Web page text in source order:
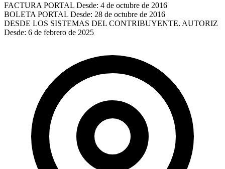
FACTURA PORTAL Desde: 4 de octubre de 2016
BOLETA PORTAL Desde: 28 de octubre de 2016
DESDE LOS SISTEMAS DEL CONTRIBUYENTE. AUTORIZ
Desde: 6 de febrero de 2025